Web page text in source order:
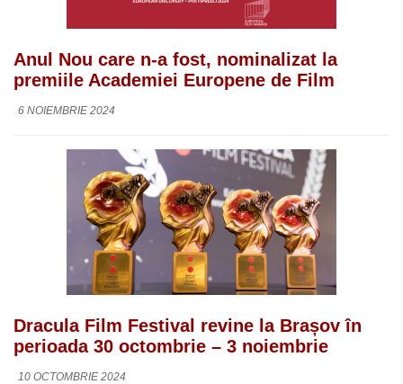
Anul Nou care n-a fost, nominalizat la
premiile Academiei Europene de Film
6 NOIEMBRIE 2024
Dracula Film Festival revine la Brașov în
perioada 30 octombrie – 3 noiembrie
10 OCTOMBRIE 2024